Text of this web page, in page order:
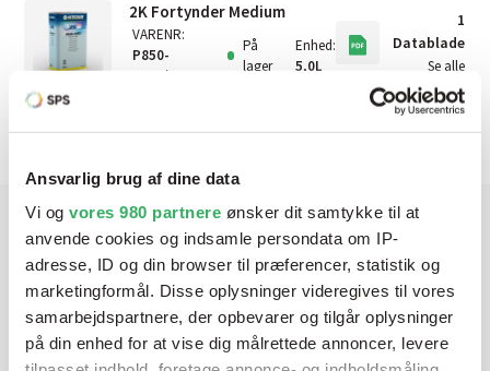
Ansvarlig brug af dine data
Vi og vores 980 partnere ønsker dit samtykke til at
anvende cookies og indsamle persondata om IP-
adresse, ID og din browser til præferencer, statistik og
marketingformål. Disse oplysninger videregives til vores
samarbejdspartnere, der opbevarer og tilgår oplysninger
på din enhed for at vise dig målrettede annoncer, levere
2K Fortynder Medium
VARENR:
P850-
1492/E5
På
lager
Enhed:
5,0L
1
Datablade
Se alle
Har du brug for hjælp? Vi sidder
klar ved telefonen
Vi tilbyder et bredt sortiment af produkter til